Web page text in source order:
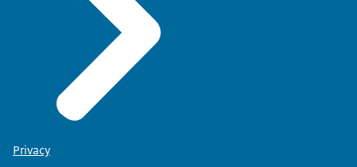
Privacy